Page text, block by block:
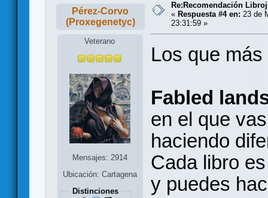
Pérez-Corvo
(Proxegenetyc)
Veterano
Mensajes: 2914
Ubicación: Cartagena
Distinciones
Re:Recomendación
« Respuesta #4 en: 23 de
23:31:59 »
Los que
Fabled
en el que
haciendo
Cada libro
y puedes